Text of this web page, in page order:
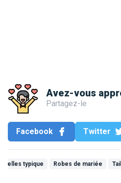
Avez-vous
Partagez-le
Facebook Twitter
typique Robes de mariée